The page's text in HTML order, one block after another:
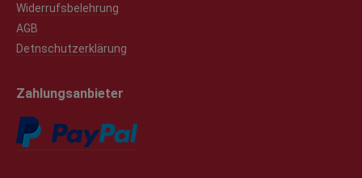
Widerrufsbelehrung
AGB
Detnschutzerklärung
Zahlungsanbieter